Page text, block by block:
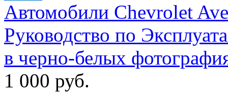
Автомобили Chevrolet
Руководство по
в черно-белых
1 000 руб.